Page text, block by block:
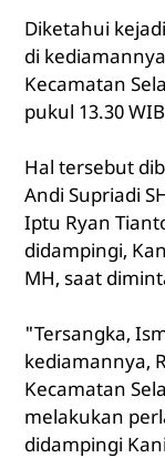
Diketahui
di
Kecamatan
pukul 13.30
Hal tersebut
Andi Supriadi
Iptu Ryan
didampingi,
MH, saat
"Tersangka,
kediamannya,
Kecamatan
melakukan
didampingi